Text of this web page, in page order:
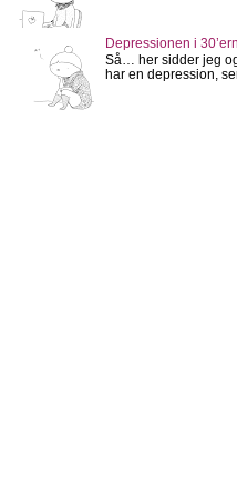
Depressionen i
Så… her sidder jeg
har en depression,